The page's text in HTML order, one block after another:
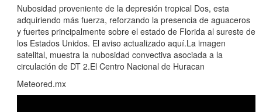
Nubosidad proveniente de la depresión tropical Dos, esta
adquiriendo más fuerza, reforzando la presencia de aguaceros
y fuertes principalmente sobre el estado de Florida al sureste de
los Estados Unidos. El aviso actualizado aquí.La imagen
satelital, muestra la nubosidad convectiva asociada a la
circulación de DT 2.El Centro Nacional de Huracan
Meteored.mx